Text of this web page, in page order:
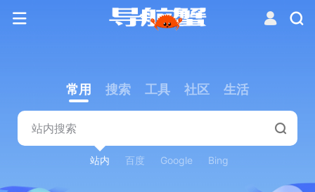
常用 搜索 工具 社区 生活
站内 百度 Google Bing